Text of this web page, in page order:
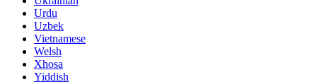
Urdu
Uzbek
Vietnamese
Welsh
Xhosa
Yiddish